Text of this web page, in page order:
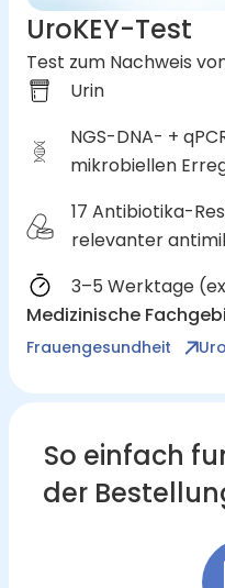
UroKEY-Test
Test zum Nachweis
Urin
NGS-DNA- +
mikrobiellen
17 Antibiotika-
relevanter
3–5 Werktage
Medizinische
Frauengesundheit
So einfach
der